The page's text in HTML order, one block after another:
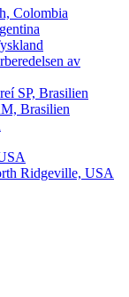
Colombia
av
SP, Brasilien
Brasilien
Ridgeville, USA